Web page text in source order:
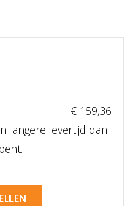
€ 159,36
langere levertijd dan